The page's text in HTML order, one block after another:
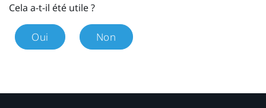
Cela a-t-il été utile ?
Oui Non